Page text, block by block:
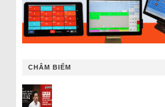
CHÂM BIẾM